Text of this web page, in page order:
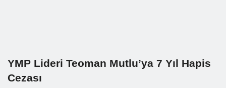
YMP Lideri Teoman Mutlu’ya 7 Yıl Hapis
Cezası